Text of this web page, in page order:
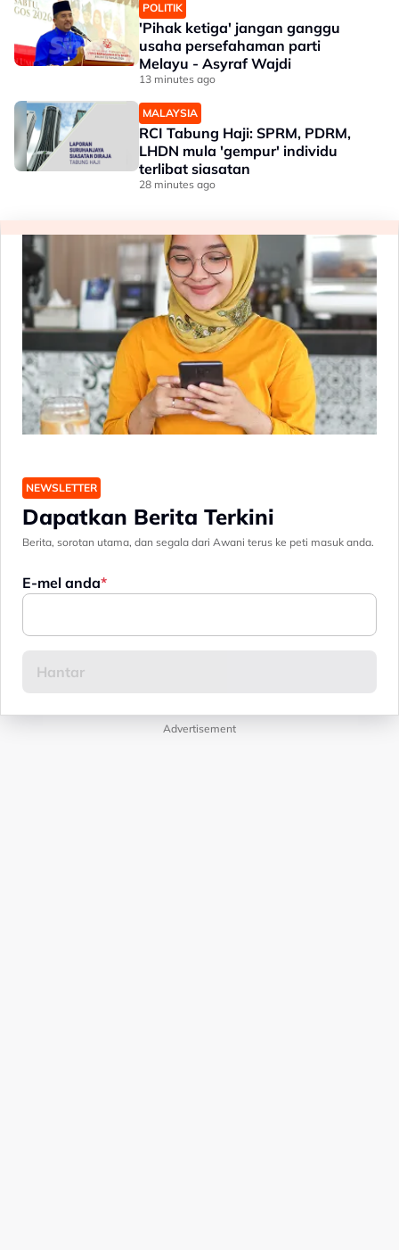
POLITIK
'Pihak ketiga' jangan ganggu
usaha persefahaman parti
Melayu - Asyraf Wajdi
13 minutes ago
MALAYSIA
RCI Tabung Haji: SPRM, PDRM,
LHDN mula 'gempur' individu
terlibat siasatan
28 minutes ago
NEWSLETTER
Dapatkan Berita Terkini
Berita, sorotan utama, dan segala dari Awani terus ke peti masuk anda.
E-mel anda
Advertisement